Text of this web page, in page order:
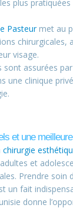
plus
Pasteurmet au
visage.
sont assurées
une clinique
et une
chirurgie
et
Prendre
un fait
donne